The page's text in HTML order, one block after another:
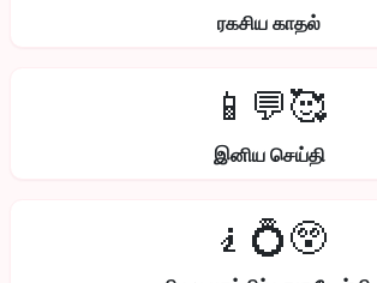
ரகசிய காதல்
📱💬🥰
இனிய செய்தி
🧎💍😲